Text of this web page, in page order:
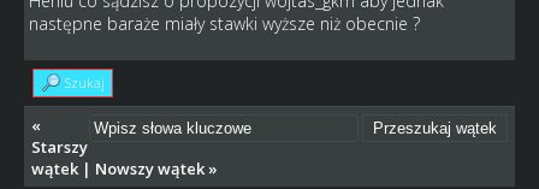
następne baraże miały stawki wyższe niż obecnie ?
Szukaj
«
Starszy
wątek| Nowszy wątek»